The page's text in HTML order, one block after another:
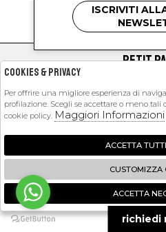
PETIT
2026 Petit Pasha - P.iva : 09423341214
🍪
ISCRIVITI
richiedi
Cookies & Privacy
Per offrire una migliore esperienza di
profilazione. Scegli se accettare o meno
cookie policy. Maggiori Informazioni
ACCETTA
CUSTOMIZZA
ACCETTA